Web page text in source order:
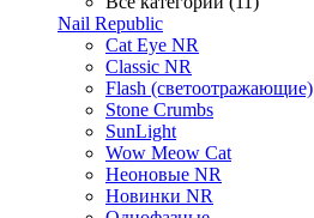
Nail Republic
Cat Eye NR
Classic NR
Flash (светоотражающие)
Stone Crumbs
SunLight
Wow Meow Cat
Неоновые NR
Новинки NR